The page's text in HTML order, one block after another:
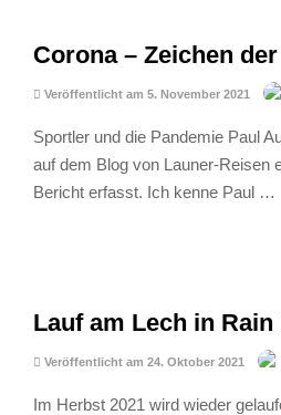
Corona – Zeichen
Veröffentlicht am 5. November 2021
Sportler und die Pandemie Paul
auf dem Blog von Launer-Reisen
Bericht erfasst. Ich kenne Paul …
Lauf am Lech in
Veröffentlicht am 24. Oktober 2021
Im Herbst 2021 wird wieder